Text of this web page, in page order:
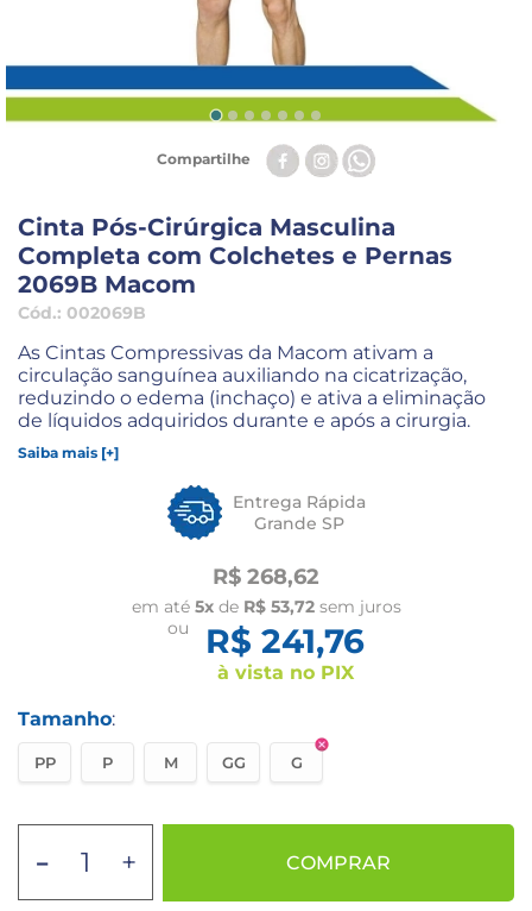
Compartilhe
Cinta Pós-Cirúrgica Masculina
Completa com Colchetes e Pernas
2069B Macom
Cód.: 002069B
As Cintas Compressivas da Macom ativam a
circulação sanguínea auxiliando na cicatrização,
reduzindo o edema (inchaço) e ativa a eliminação
de líquidos adquiridos durante e após a cirurgia.
Saiba mais [+]
Entrega Rápida
Grande SP
R$ 268,62
em até 5xde R$ 53,72sem juros
ou
R$ 241,76
à vista no PIX
Tamanho:
PP P M GG G
- + COMPRAR